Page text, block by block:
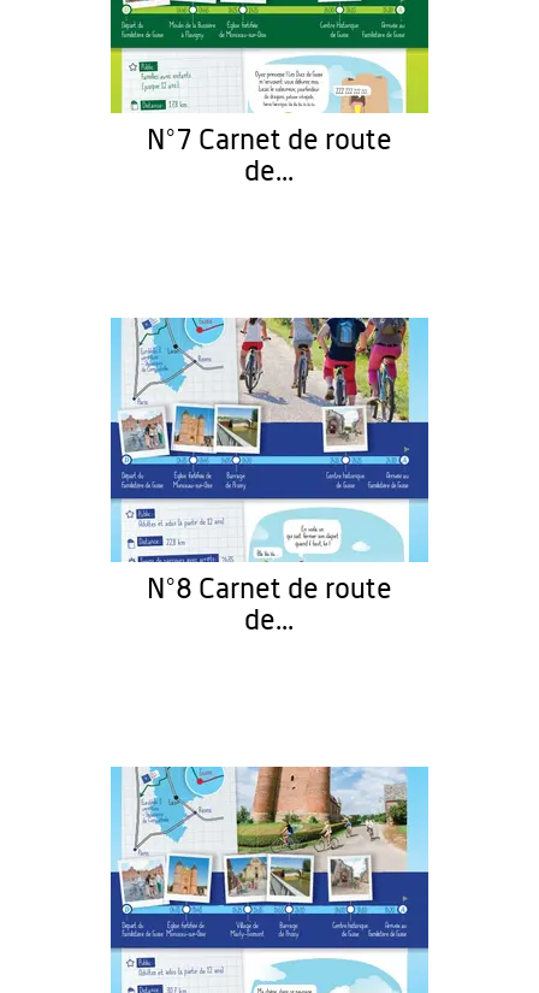
N°7 Carnet de route
de...
N°8 Carnet de route
de...